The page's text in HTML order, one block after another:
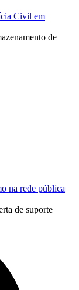
Civil em
de
na rede pública
de suporte